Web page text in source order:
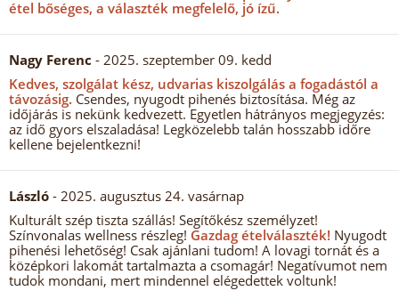
étel bőséges, a választék megfelelő, jó ízű.
Nagy Ferenc - 2025. szeptember 09. kedd
Kedves, szolgálat kész, udvarias kiszolgálás a fogadástól a
távozásig. Csendes, nyugodt pihenés biztosítása. Még az
időjárás is nekünk kedvezett. Egyetlen hátrányos megjegyzés:
az idő gyors elszaladása! Legközelebb talán hosszabb időre
kellene bejelentkezni!
László - 2025. augusztus 24. vasárnap
Kulturált szép tiszta szállás! Segítőkész személyzet!
Színvonalas wellness részleg! Gazdag ételválaszték! Nyugodt
pihenési lehetőség! Csak ajánlani tudom! A lovagi tornát és a
középkori lakomát tartalmazta a csomagár! Negatívumot nem
tudok mondani, mert mindennel elégedettek voltunk!